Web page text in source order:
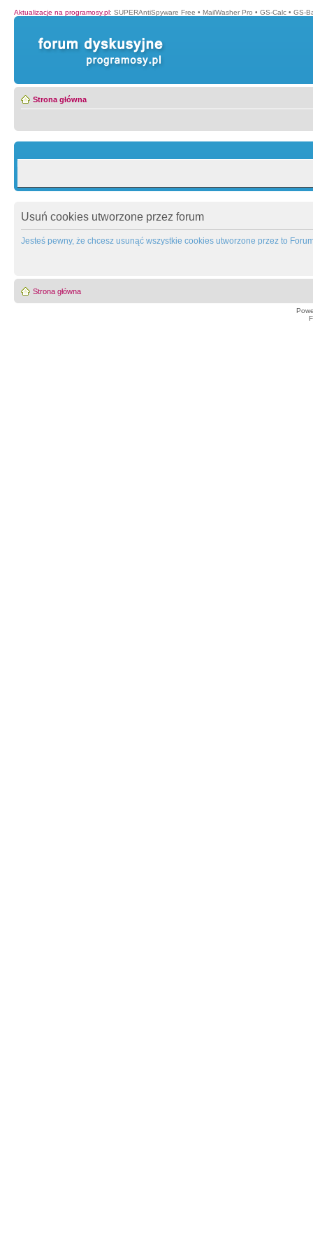
Aktualizacje na programosy.pl: SUPERAntiSpyware Free • MailWasher Pro • GS-Calc • GS-
Strona główna
Usuń cookies utworzone przez forum
Jesteś pewny, że chcesz usunąć wszystkie cookies utworzone przez to
Strona główna